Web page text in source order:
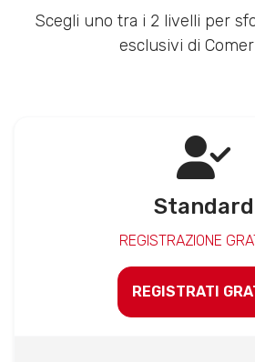
Scegli uno tra i 2 livelli per
esclusivi di
Standard
REGISTRAZIONE
REGISTRATI